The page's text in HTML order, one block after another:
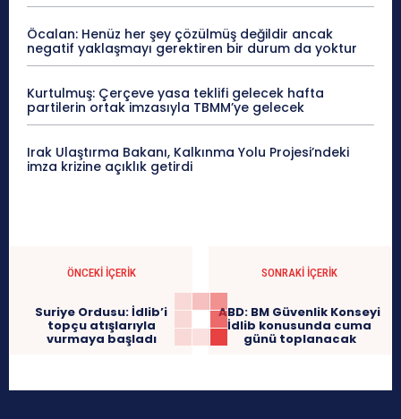
Öcalan: Henüz her şey çözülmüş değildir ancak
negatif yaklaşmayı gerektiren bir durum da yoktur
Kurtulmuş: Çerçeve yasa teklifi gelecek hafta
partilerin ortak imzasıyla TBMM’ye gelecek
Irak Ulaştırma Bakanı, Kalkınma Yolu Projesi’ndeki
imza krizine açıklık getirdi
ÖNCEKI İÇERIK
Suriye Ordusu: İdlib’i
topçu atışlarıyla
vurmaya başladı
SONRAKI İÇERIK
ABD: BM Güvenlik Konseyi
İdlib konusunda cuma
günü toplanacak